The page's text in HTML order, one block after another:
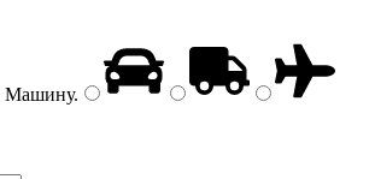
Машину.